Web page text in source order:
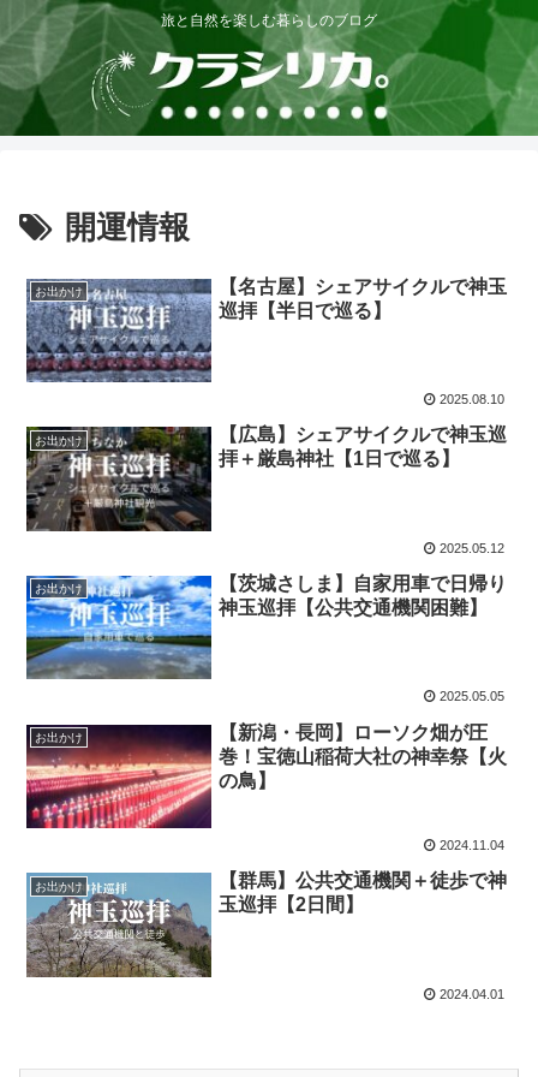
旅と自然を楽しむ暮らしのブログ
開運情報
お出かけ
【名古屋】シェアサイクルで神玉
巡拝【半日で巡る】
2025.08.10
お出かけ
【広島】シェアサイクルで神玉巡
拝＋厳島神社【1日で巡る】
2025.05.12
お出かけ
【茨城さしま】自家用車で日帰り
神玉巡拝【公共交通機関困難】
2025.05.05
お出かけ
【新潟・長岡】ローソク畑が圧
巻！宝徳山稲荷大社の神幸祭【火
の鳥】
2024.11.04
お出かけ
【群馬】公共交通機関＋徒歩で神
玉巡拝【2日間】
2024.04.01